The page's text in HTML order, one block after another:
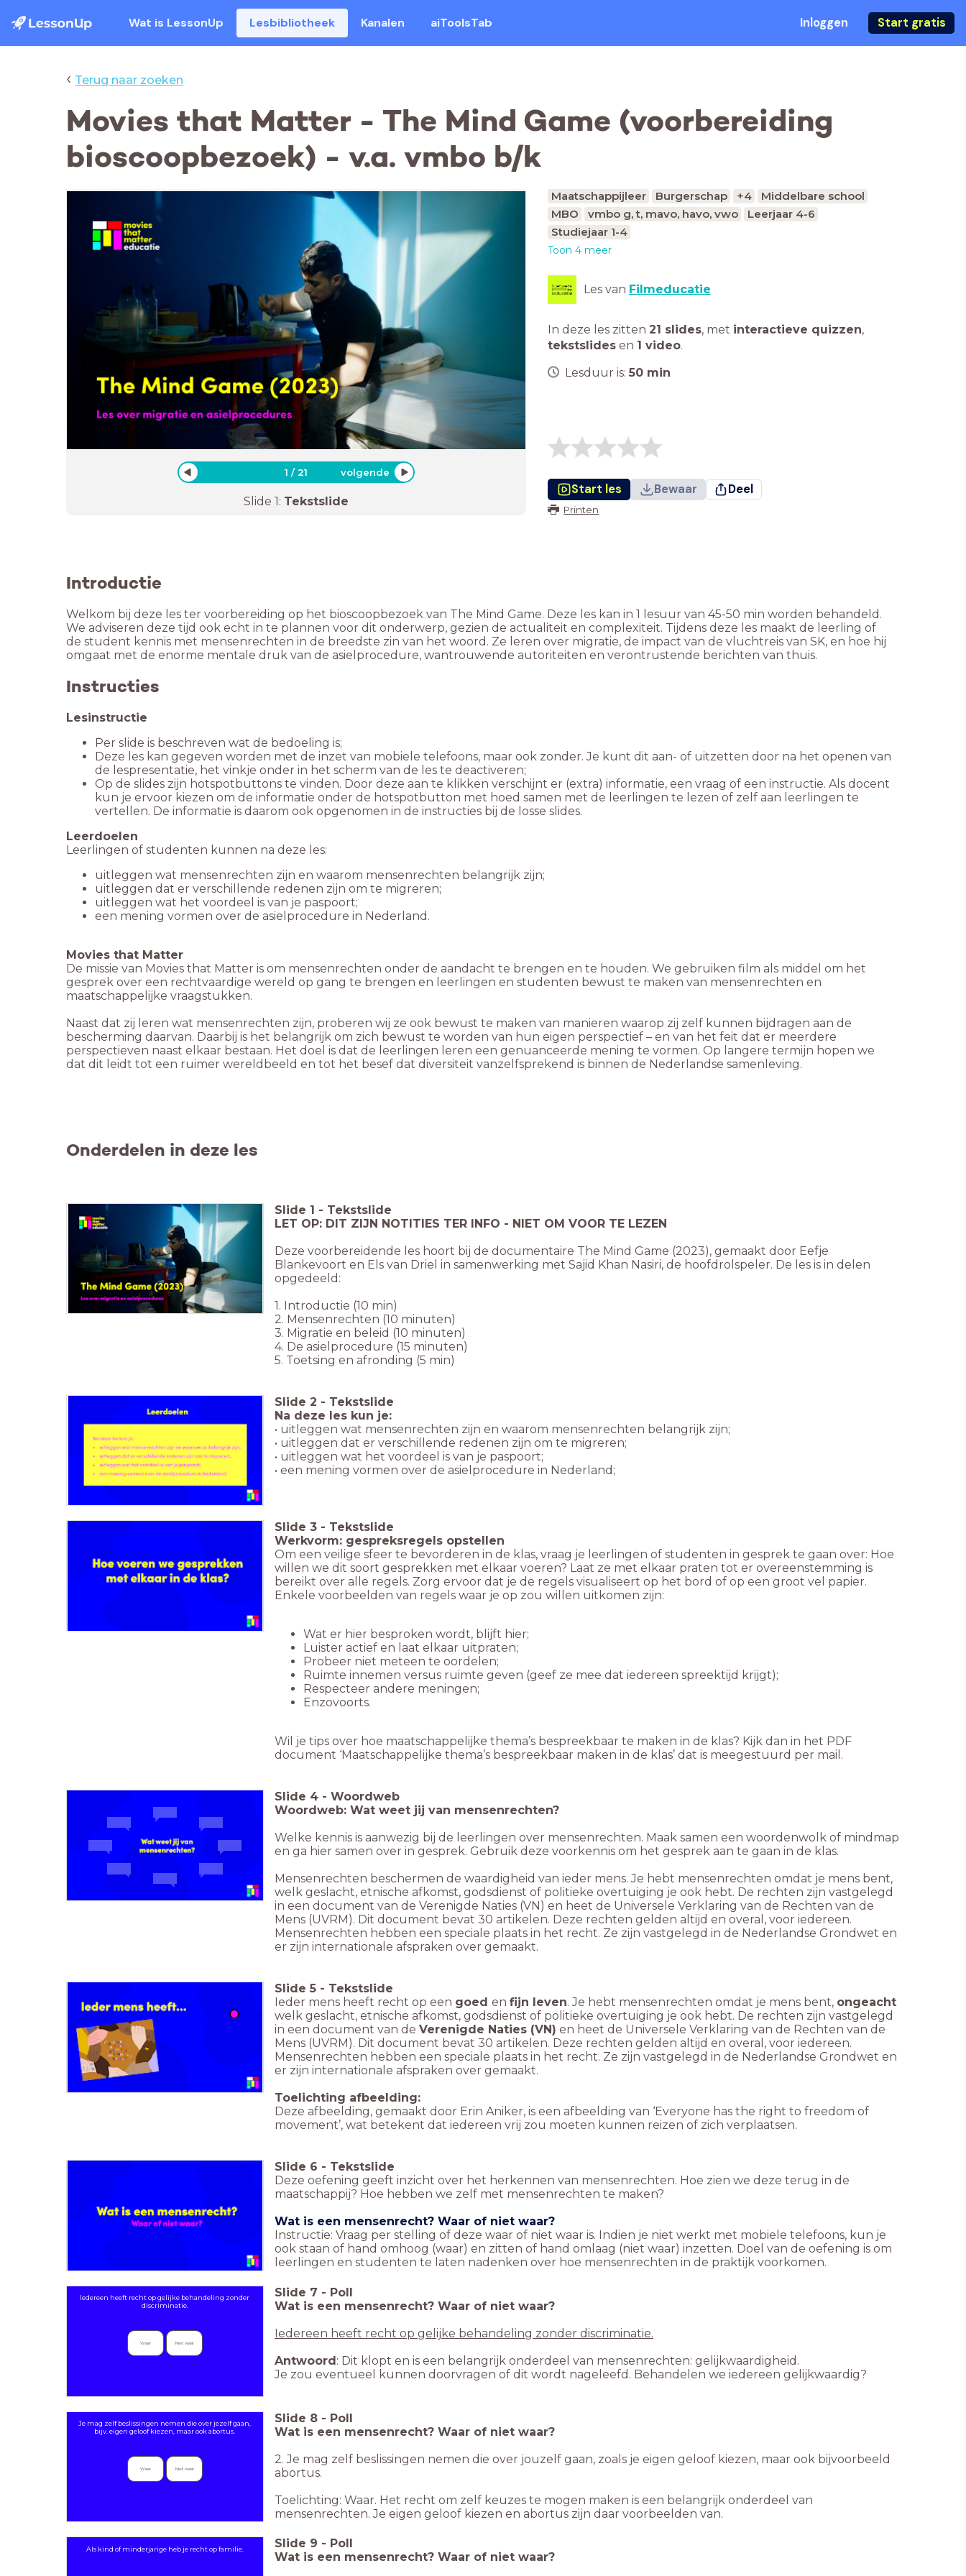
Wat is LessonUp Lesbibliotheek Kanalen aiToolsTab Inloggen Start gratis
‹ Terug naar zoeken
Movies that Matter - The Mind Game (voorbereiding
bioscoopbezoek) - v.a. vmbo b/k
1 /21 volgende
Slide 1: Tekstslide
Maatschappijleer Burgerschap +4
Middelbare school
MBO
vmbo g, t, mavo, havo, vwo
Leerjaar 4-6
Studiejaar 1-4
Toon 4 meer
Les van Filmeducatie
In deze les zitten 21 slides, met interactieve quizzen,
tekstslides en 1 video.
Lesduur is: 50 min
Start les Bewaar Deel
Printen
Introductie
Welkom bij deze les ter voorbereiding op het bioscoopbezoek van The Mind Game. Deze les kan in 1 lesuur van 45-50 min worden behandeld.
We adviseren deze tijd ook echt in te plannen voor dit onderwerp, gezien de actualiteit en complexiteit. Tijdens deze les maakt de leerling of
de student kennis met mensenrechten in de breedste zin van het woord. Ze leren over migratie, de impact van de vluchtreis van SK, en hoe hij
omgaat met de enorme mentale druk van de asielprocedure, wantrouwende autoriteiten en verontrustende berichten van thuis.
Instructies
Lesinstructie
Per slide is beschreven wat de bedoeling is;
Deze les kan gegeven worden met de inzet van mobiele telefoons, maar ook zonder. Je kunt dit aan- of uitzetten door na het openen van
de lespresentatie, het vinkje onder in het scherm van de les te deactiveren;
Op de slides zijn hotspotbuttons te vinden. Door deze aan te klikken verschijnt er (extra) informatie, een vraag of een instructie. Als docent
kun je ervoor kiezen om de informatie onder de hotspotbutton met hoed samen met de leerlingen te lezen of zelf aan leerlingen te
vertellen. De informatie is daarom ook opgenomen in de instructies bij de losse slides.
Leerlingen of studenten kunnen na deze les:
uitleggen wat mensenrechten zijn en waarom mensenrechten belangrijk zijn;
uitleggen dat er verschillende redenen zijn om te migreren;
uitleggen wat het voordeel is van je paspoort;
een mening vormen over de asielprocedure in Nederland.
De missie van Movies that Matter is om mensenrechten onder de aandacht te brengen en te houden. We gebruiken film als middel om het
gesprek over een rechtvaardige wereld op gang te brengen en leerlingen en studenten bewust te maken van mensenrechten en
Naast dat zij leren wat mensenrechten zijn, proberen wij ze ook bewust te maken van manieren waarop zij zelf kunnen bijdragen aan de
bescherming daarvan. Daarbij is het belangrijk om zich bewust te worden van hun eigen perspectief – en van het feit dat er meerdere
perspectieven naast elkaar bestaan. Het doel is dat de leerlingen leren een genuanceerde mening te vormen. Op langere termijn hopen we
dat dit leidt tot een ruimer wereldbeeld en tot het besef dat diversiteit vanzelfsprekend is binnen de Nederlandse samenleving.
Onderdelen in deze les
Slide 1 - Tekstslide
LET OP: DIT ZIJN NOTITIES TER INFO - NIET OM VOOR TE LEZEN
Deze voorbereidende les hoort bij de documentaire The Mind Game (2023), gemaakt door Eefje
Blankevoort en Els van Driel in samenwerking met Sajid Khan Nasiri, de hoofdrolspeler. De les is in delen
opgedeeld:
1. Introductie (10 min)
2. Mensenrechten (10 minuten)
3. Migratie en beleid (10 minuten)
4. De asielprocedure (15 minuten)
5. Toetsing en afronding (5 min)
Slide 2 - Tekstslide
Na deze les kun je:
• uitleggen wat mensenrechten zijn en waarom mensenrechten belangrijk zijn;
• uitleggen dat er verschillende redenen zijn om te migreren;
• uitleggen wat het voordeel is van je paspoort;
• een mening vormen over de asielprocedure in Nederland;
Slide 3 - Tekstslide
Werkvorm: gespreksregels opstellen
Om een veilige sfeer te bevorderen in de klas, vraag je leerlingen of studenten in gesprek te gaan over: Hoe
willen we dit soort gesprekken met elkaar voeren? Laat ze met elkaar praten tot er overeenstemming is
bereikt over alle regels. Zorg ervoor dat je de regels visualiseert op het bord of op een groot vel papier.
Enkele voorbeelden van regels waar je op zou willen uitkomen zijn:
Wat er hier besproken wordt, blijft hier;
Luister actief en laat elkaar uitpraten;
Probeer niet meteen te oordelen;
Ruimte innemen versus ruimte geven (geef ze mee dat iedereen spreektijd krijgt);
Respecteer andere meningen;
Enzovoorts.
Wil je tips over hoe maatschappelijke thema’s bespreekbaar te maken in de klas? Kijk dan in het PDF
document ‘Maatschappelijke thema’s bespreekbaar maken in de klas’ dat is meegestuurd per mail.
Slide 4 - Woordweb
Woordweb: Wat weet jij van mensenrechten?
Welke kennis is aanwezig bij de leerlingen over mensenrechten. Maak samen een woordenwolk of mindmap
en ga hier samen over in gesprek. Gebruik deze voorkennis om het gesprek aan te gaan in de klas.
Mensenrechten beschermen de waardigheid van ieder mens. Je hebt mensenrechten omdat je mens bent,
welk geslacht, etnische afkomst, godsdienst of politieke overtuiging je ook hebt. De rechten zijn vastgelegd
in een document van de Verenigde Naties (VN) en heet de Universele Verklaring van de Rechten van de
Mens (UVRM). Dit document bevat 30 artikelen. Deze rechten gelden altijd en overal, voor iedereen.
Mensenrechten hebben een speciale plaats in het recht. Ze zijn vastgelegd in de Nederlandse Grondwet en
er zijn internationale afspraken over gemaakt.
Slide 5 - Tekstslide
Ieder mens heeft recht op een goed en fijn leven. Je hebt mensenrechten omdat je mens bent, ongeacht
welk geslacht, etnische afkomst, godsdienst of politieke overtuiging je ook hebt. De rechten zijn vastgelegd
in een document van de Verenigde Naties (VN) en heet de Universele Verklaring van de Rechten van de
Mens (UVRM). Dit document bevat 30 artikelen. Deze rechten gelden altijd en overal, voor iedereen.
Mensenrechten hebben een speciale plaats in het recht. Ze zijn vastgelegd in de Nederlandse Grondwet en
er zijn internationale afspraken over gemaakt.
Toelichting afbeelding:
Deze afbeelding, gemaakt door Erin Aniker, is een afbeelding van ‘Everyone has the right to freedom of
movement’, wat betekent dat iedereen vrij zou moeten kunnen reizen of zich verplaatsen.
Slide 6 - Tekstslide
Deze oefening geeft inzicht over het herkennen van mensenrechten. Hoe zien we deze terug in de
maatschappij? Hoe hebben we zelf met mensenrechten te maken?
Wat is een mensenrecht? Waar of niet waar?
Instructie: Vraag per stelling of deze waar of niet waar is. Indien je niet werkt met mobiele telefoons, kun je
ook staan of hand omhoog (waar) en zitten of hand omlaag (niet waar) inzetten. Doel van de oefening is om
leerlingen en studenten te laten nadenken over hoe mensenrechten in de praktijk voorkomen.
Iedereen heeft recht op gelijke behandeling zonder
discriminatie.
Waar Niet waar
Slide 7 - Poll
Wat is een mensenrecht? Waar of niet waar?
Iedereen heeft recht op gelijke behandeling zonder discriminatie.
Antwoord: Dit klopt en is een belangrijk onderdeel van mensenrechten: gelijkwaardigheid.
Je zou eventueel kunnen doorvragen of dit wordt nageleefd. Behandelen we iedereen gelijkwaardig?
Je mag zelf beslissingen nemen die over jezelf gaan,
bijv. eigen geloof kiezen, maar ook abortus.
Waar Niet waar
Slide 8 - Poll
Wat is een mensenrecht? Waar of niet waar?
2. Je mag zelf beslissingen nemen die over jouzelf gaan, zoals je eigen geloof kiezen, maar ook bijvoorbeeld
abortus.
Toelichting: Waar. Het recht om zelf keuzes te mogen maken is een belangrijk onderdeel van
mensenrechten. Je eigen geloof kiezen en abortus zijn daar voorbeelden van.
Als kind of minderjarige heb je recht op familie. Slide 9 - Poll
Wat is een mensenrecht? Waar of niet waar?